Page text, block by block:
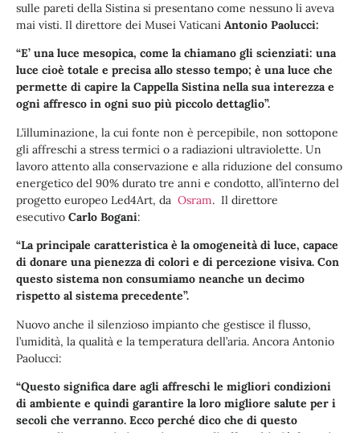
sulle pareti della Sistina si presentano come nessuno li aveva
mai visti. Il direttore dei Musei Vaticani Antonio Paolucci:
“E’ una luce mesopica, come la chiamano gli scienziati: una
luce cioè totale e precisa allo stesso tempo; è una luce che
permette di capire la Cappella Sistina nella sua interezza e
ogni affresco in ogni suo più piccolo dettaglio”.
L’illuminazione, la cui fonte non è percepibile, non sottopone
gli affreschi a stress termici o a radiazioni ultraviolette. Un
lavoro attento alla conservazione e alla riduzione del consumo
energetico del 90% durato tre anni e condotto, all’interno del
progetto europeo Led4Art, da Osram. Il direttore
esecutivo Carlo Bogani:
“La principale caratteristica è la omogeneità di luce, capace
di donare una pienezza di colori e di percezione visiva. Con
questo sistema non consumiamo neanche un decimo
rispetto al sistema precedente”.
Nuovo anche il silenzioso impianto che gestisce il flusso,
l’umidità, la qualità e la temperatura dell’aria. Ancora Antonio
Paolucci:
“Questo significa dare agli affreschi le migliori condizioni
di ambiente e quindi garantire la loro migliore salute per i
secoli che verranno. Ecco perché dico che di questo